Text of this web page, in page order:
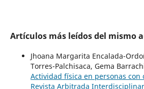
Artículos más leídos del mismo
Jhoana Margarita Encalada-
Torres-Palchisaca, Gema
Actividad física en personas con
Revista Arbitrada